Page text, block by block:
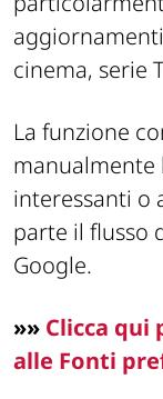
cinema, serie
La funzione
manualmente
interessanti o
parte il flusso
Google.
»» Clicca qui
alle Fonti